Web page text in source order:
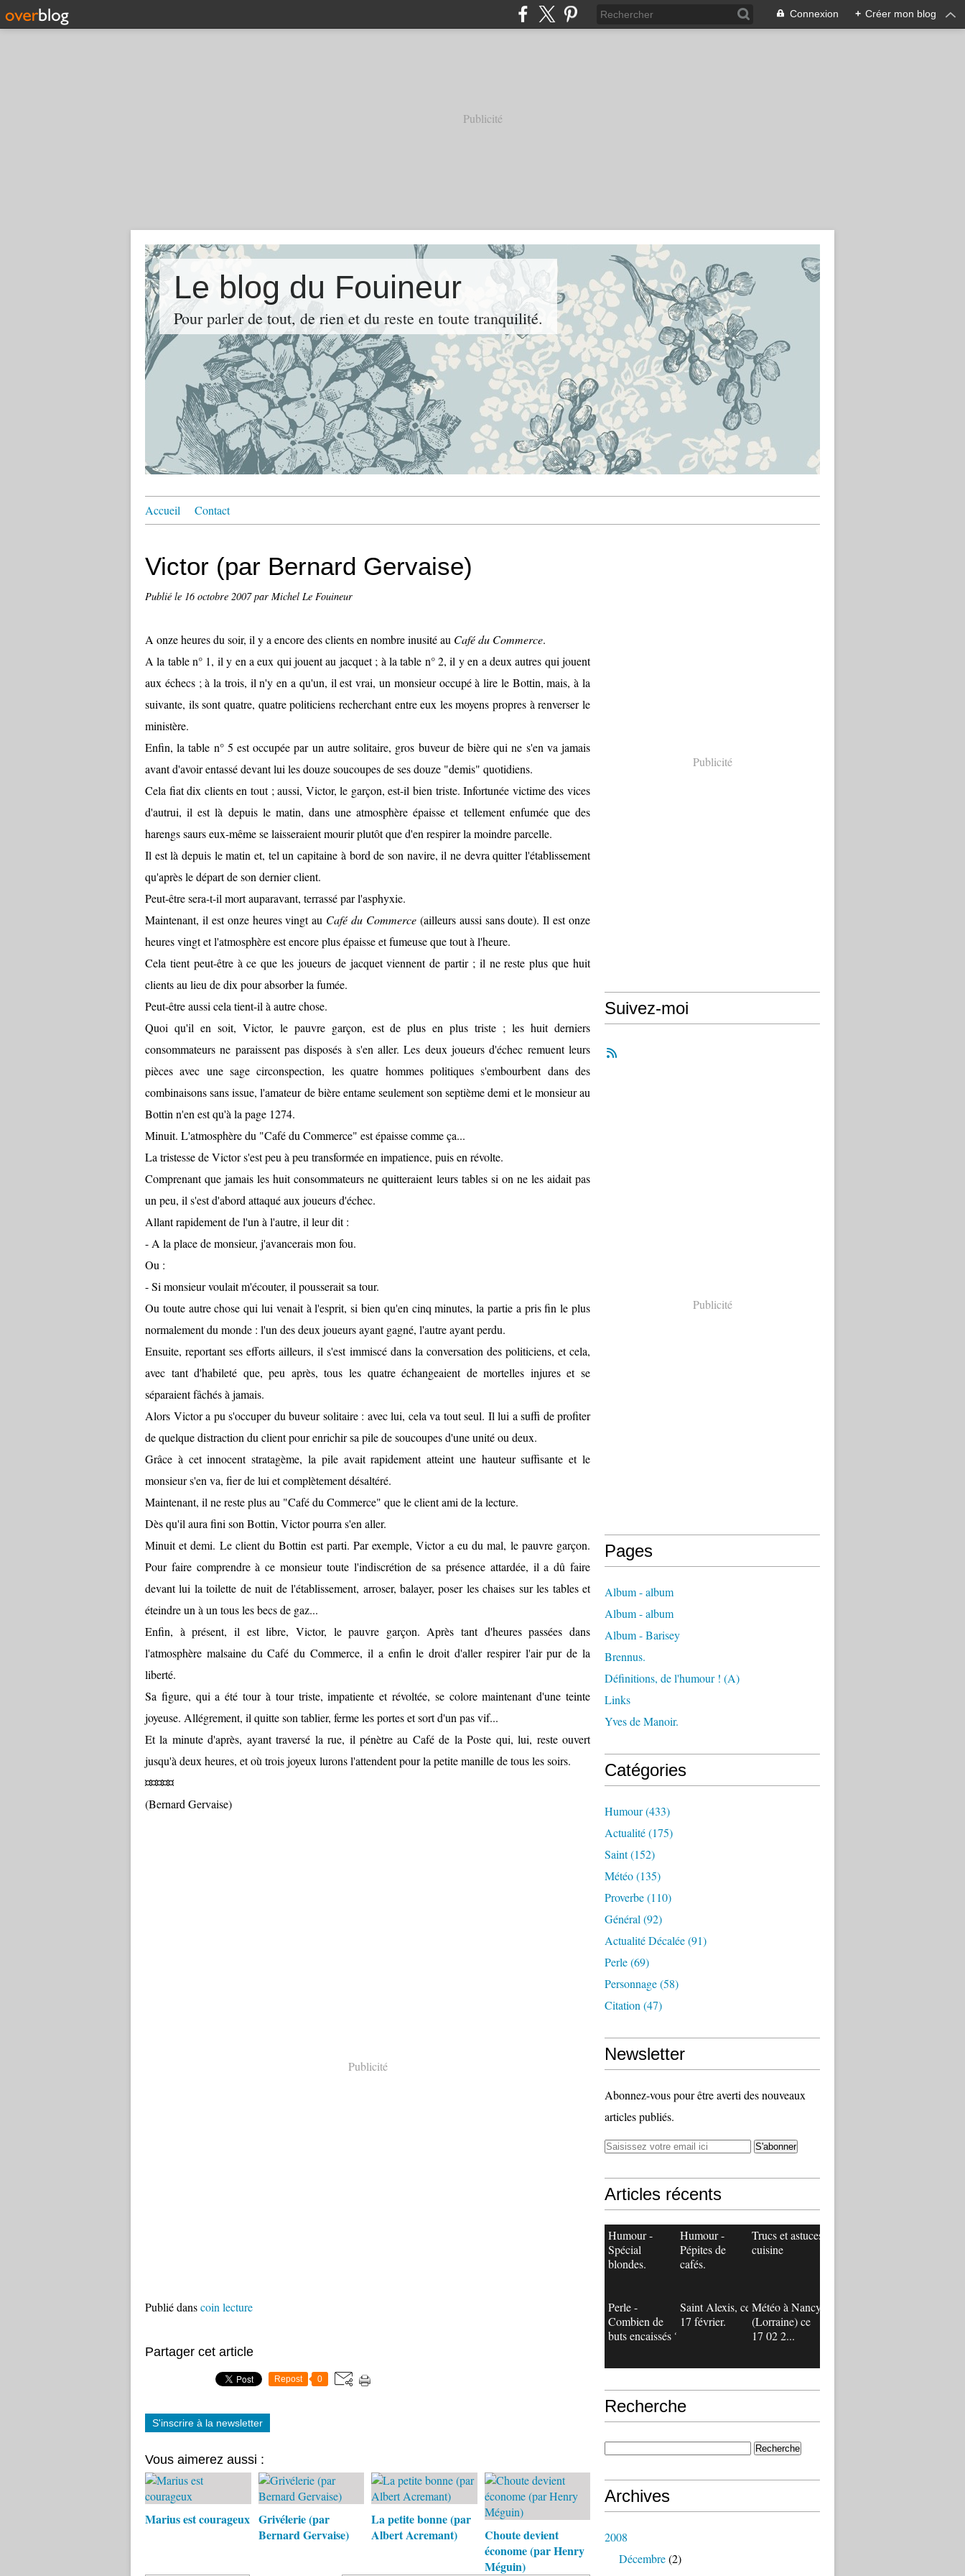
Connexion + Créer mon blog
Publicité
Le blog du Fouineur
Pour parler de tout, de rien et du reste en toute tranquilité.
Accueil Contact
Victor (par Bernard Gervaise)
Publié le 16 octobre 2007par Michel Le Fouineur
A onze heures du soir, il y a encore des clients en nombre inusité au Café du Commerce.
A la table n° 1, il y en a eux qui jouent au jacquet ; à la table n° 2, il y en a deux autres qui jouent
aux échecs ; à la trois, il n'y en a qu'un, il est vrai, un monsieur occupé à lire le Bottin, mais, à la
suivante, ils sont quatre, quatre politiciens recherchant entre eux les moyens propres à renverser le
ministère.
Enfin, la table n° 5 est occupée par un autre solitaire, gros buveur de bière qui ne s'en va jamais
avant d'avoir entassé devant lui les douze soucoupes de ses douze "demis" quotidiens.
Cela fiat dix clients en tout ; aussi, Victor, le garçon, est-il bien triste. Infortunée victime des vices
d'autrui, il est là depuis le matin, dans une atmosphère épaisse et tellement enfumée que des
harengs saurs eux-même se laisseraient mourir plutôt que d'en respirer la moindre parcelle.
Il est là depuis le matin et, tel un capitaine à bord de son navire, il ne devra quitter l'établissement
qu'après le départ de son dernier client.
Peut-être sera-t-il mort auparavant, terrassé par l'asphyxie.
Maintenant, il est onze heures vingt au Café du Commerce(ailleurs aussi sans doute). Il est onze
heures vingt et l'atmosphère est encore plus épaisse et fumeuse que tout à l'heure.
Cela tient peut-être à ce que les joueurs de jacquet viennent de partir ; il ne reste plus que huit
clients au lieu de dix pour absorber la fumée.
Peut-être aussi cela tient-il à autre chose.
Quoi qu'il en soit, Victor, le pauvre garçon, est de plus en plus triste ; les huit derniers
consommateurs ne paraissent pas disposés à s'en aller. Les deux joueurs d'échec remuent leurs
pièces avec une sage circonspection, les quatre hommes politiques s'embourbent dans des
combinaisons sans issue, l'amateur de bière entame seulement son septième demi et le monsieur au
Bottin n'en est qu'à la page 1274.
Minuit. L'atmosphère du "Café du Commerce" est épaisse comme ça...
La tristesse de Victor s'est peu à peu transformée en impatience, puis en révolte.
Comprenant que jamais les huit consommateurs ne quitteraient leurs tables si on ne les aidait pas
un peu, il s'est d'abord attaqué aux joueurs d'échec.
Allant rapidement de l'un à l'autre, il leur dit :
- A la place de monsieur, j'avancerais mon fou.
Ou :
- Si monsieur voulait m'écouter, il pousserait sa tour.
Ou toute autre chose qui lui venait à l'esprit, si bien qu'en cinq minutes, la partie a pris fin le plus
normalement du monde : l'un des deux joueurs ayant gagné, l'autre ayant perdu.
Ensuite, reportant ses efforts ailleurs, il s'est immiscé dans la conversation des politiciens, et cela,
avec tant d'habileté que, peu après, tous les quatre échangeaient de mortelles injures et se
séparaient fâchés à jamais.
Alors Victor a pu s'occuper du buveur solitaire : avec lui, cela va tout seul. Il lui a suffi de profiter
de quelque distraction du client pour enrichir sa pile de soucoupes d'une unité ou deux.
Grâce à cet innocent stratagème, la pile avait rapidement atteint une hauteur suffisante et le
monsieur s'en va, fier de lui et complètement désaltéré.
Maintenant, il ne reste plus au "Café du Commerce" que le client ami de la lecture.
Dès qu'il aura fini son Bottin, Victor pourra s'en aller.
Minuit et demi. Le client du Bottin est parti. Par exemple, Victor a eu du mal, le pauvre garçon.
Pour faire comprendre à ce monsieur toute l'indiscrétion de sa présence attardée, il a dû faire
devant lui la toilette de nuit de l'établissement, arroser, balayer, poser les chaises sur les tables et
éteindre un à un tous les becs de gaz...
Enfin, à présent, il est libre, Victor, le pauvre garçon. Après tant d'heures passées dans
l'atmosphère malsaine du Café du Commerce, il a enfin le droit d'aller respirer l'air pur de la
liberté.
Sa figure, qui a été tour à tour triste, impatiente et révoltée, se colore maintenant d'une teinte
joyeuse. Allégrement, il quitte son tablier, ferme les portes et sort d'un pas vif...
Et la minute d'après, ayant traversé la rue, il pénètre au Café de la Poste qui, lui, reste ouvert
jusqu'à deux heures, et où trois joyeux lurons l'attendent pour la petite manille de tous les soirs.
¤¤¤¤¤
(Bernard Gervaise)
Publicité
Publié danscoin lecture
Partager cet article
Repost 0
S'inscrire à la newsletter
Vous aimerez aussi :
Marius est courageux Grivélerie (par
Bernard Gervaise)
La petite bonne (par
Albert Acremant)
Choute devient
économe (par Henry
Méguin)
Publicité
Suivez-moi
Publicité
Pages
Album - album
Album - album
Album - Barisey
Brennus.
Définitions, de l'humour ! (A)
Links
Yves de Manoir.
Catégories
Humour(433)
Actualité(175)
Saint(152)
Météo(135)
Proverbe(110)
Général (92)
Actualité Décalée(91)
Perle(69)
Personnage(58)
Citation (47)
Newsletter
Abonnez-vous pour être averti des nouveaux
articles publiés.
Articles récents
Humour -
Spécial
blondes.
Humour -
Pépites de
cafés.
Trucs et astuces
cuisine
Perle -
Combien de
buts encaissés ?
Saint Alexis, ce
17 février.
Météo à Nancy
(Lorraine) ce
17 02 2...
Recherche
Archives
2008
Décembre(2)